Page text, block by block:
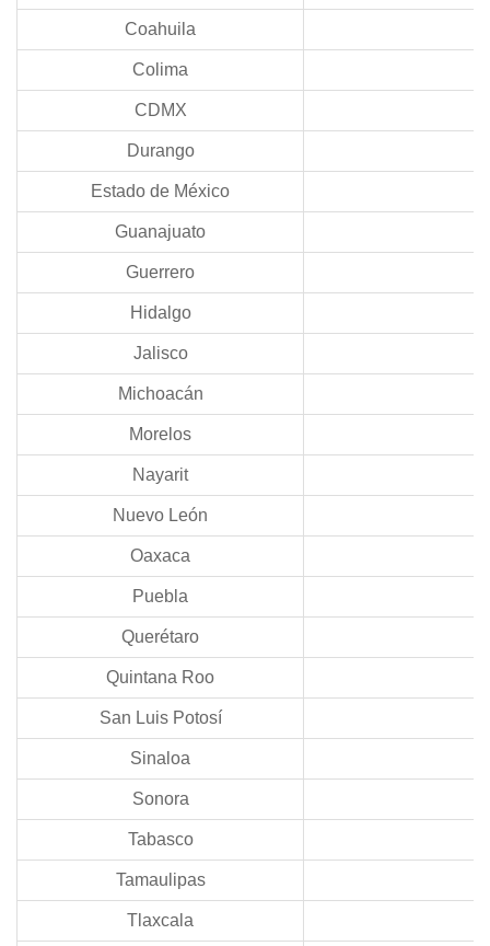
Coahuila
Colima
CDMX
Durango
Estado de México
Guanajuato
Guerrero
Hidalgo
Jalisco
Michoacán
Morelos
Nayarit
Nuevo León
Oaxaca
Puebla
Querétaro
Quintana Roo
San Luis Potosí
Sinaloa
Sonora
Tabasco
Tamaulipas
Tlaxcala